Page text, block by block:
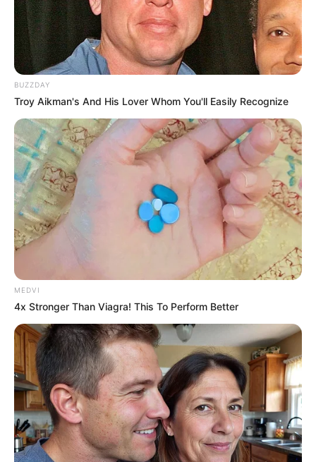
BUZZDAY
Troy Aikman's And His Lover Whom You'll Easily Recognize
MEDVI
4x Stronger Than Viagra! This To Perform Better